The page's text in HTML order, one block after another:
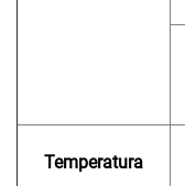
Temperatura